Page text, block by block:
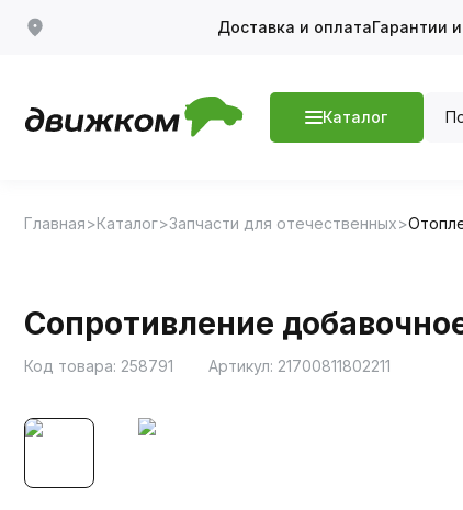
Доставка и оплатаГарантии
Каталог
Главная Каталог Запчасти для отечественных
Сопротивление
Код товара: 258791 Артикул: 21700811802211